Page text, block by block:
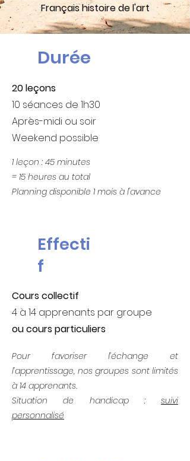
Français histoire de l'art
Durée
20 leçons
10 séances de 1h30
Après-midi ou soir
Weekend possible
1 leçon : 45 minutes
= 15 heures au total
Planning disponible 1 mois à l'avance
Effecti
f
Cours collectif
4 à 14 apprenants par groupe
ou cours particuliers
Pour favoriser l’échange et
l’apprentissage, nos groupes sont limités
à 14 apprenants.
Situation de handicap : suivi
personnalisé